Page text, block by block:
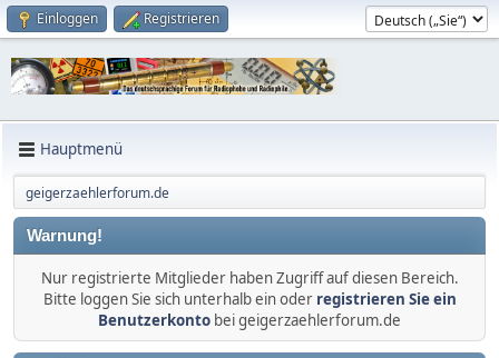
Einloggen Registrieren
Hauptmenü
geigerzaehlerforum.de
Warnung!
Nur registrierte Mitglieder haben Zugriff auf diesen Bereich.
Bitte loggen Sie sich unterhalb ein oder registrieren Sie ein
Benutzerkonto bei geigerzaehlerforum.de